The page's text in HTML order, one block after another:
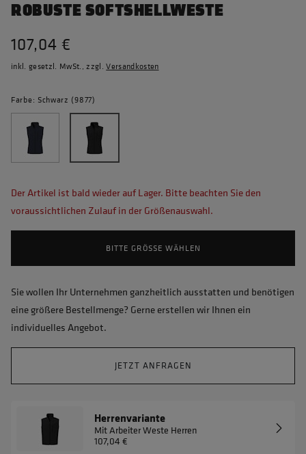
ROBUSTE SOFTSHELLWESTE
107,04 €
inkl. gesetzl. MwSt., zzgl.Versandkosten
Farbe: Schwarz (9877)
Der Artikel ist bald wieder auf Lager. Bitte beachten Sie den
voraussichtlichen Zulauf in der Größenauswahl.
BITTE GRÖSSE WÄHLEN
Sie wollen Ihr Unternehmen ganzheitlich ausstatten und benötigen
eine größere Bestellmenge? Gerne erstellen wir Ihnen ein
individuelles Angebot.
JETZT ANFRAGEN
Herrenvariante
Mit Arbeiter Weste Herren
107,04 €